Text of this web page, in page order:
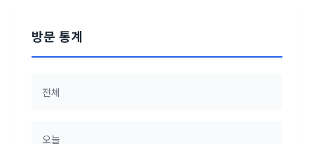
방문 통계
전체
오늘